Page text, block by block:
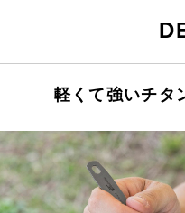
軽くて強いチタ